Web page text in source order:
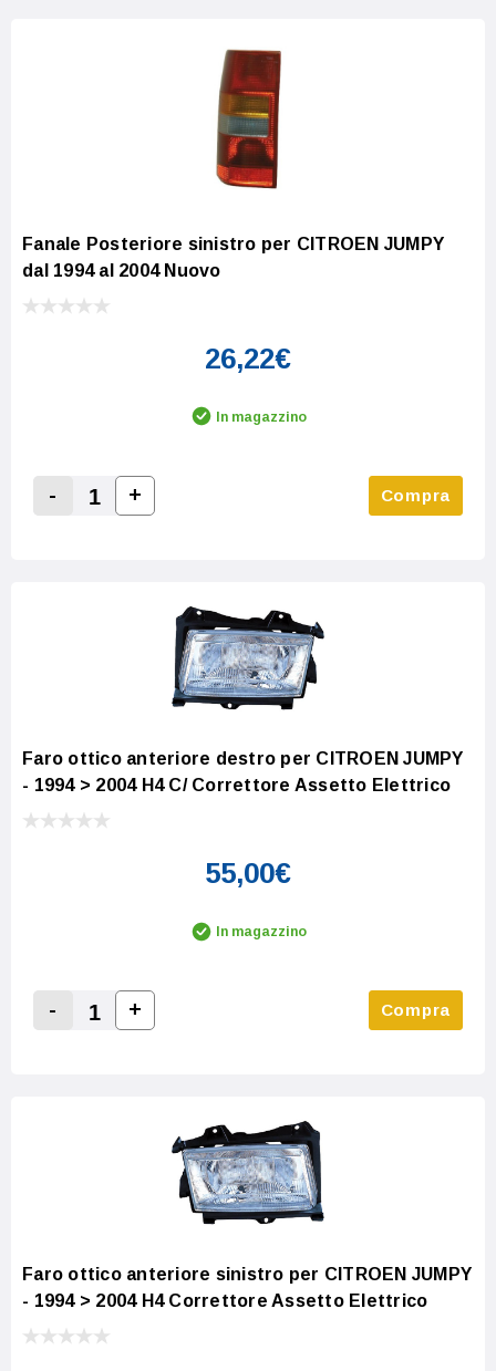
Fanale Posteriore sinistro per CITROEN JUMPY
dal 1994 al 2004 Nuovo
26,22€
In magazzino
Decrease Quantity:
-
Increase Quantity:
+ Compra
Faro ottico anteriore destro per CITROEN JUMPY
- 1994 > 2004 H4 C/ Correttore Assetto Elettrico
55,00€
In magazzino
-
Increase Quantity:
+ Compra
Faro ottico anteriore sinistro per CITROEN JUMPY
- 1994 > 2004 H4 Correttore Assetto Elettrico